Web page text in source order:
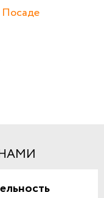
Посаде